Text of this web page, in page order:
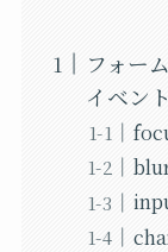
フォー
イベン